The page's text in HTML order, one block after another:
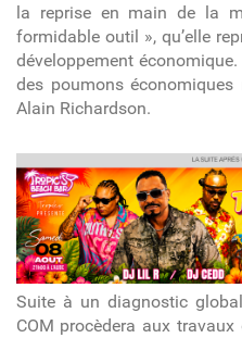
la reprise en main de la
formidable outil », qu’elle
développement
des poumons
Alain Richardson.
article
Suite à un diagnostic
COM procèdera aux